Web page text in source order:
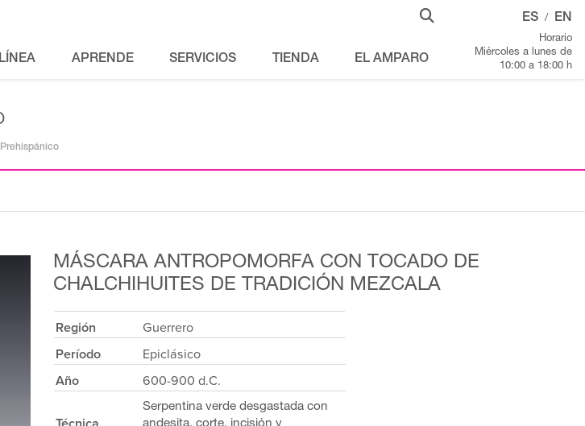
APRENDE SERVICIOS TIENDA EL AMPARO
ES / EN
Horario
Miércoles a lunes de
10:00 a 18:00 h
MÁSCARA ANTROPOMORFA CON TOCADO DE
CHALCHIHUITES DE TRADICIÓN MEZCALA
Región
Guerrero
Período
Epiclásico
Año
600-900 d.C.
Serpentina verde desgastada con